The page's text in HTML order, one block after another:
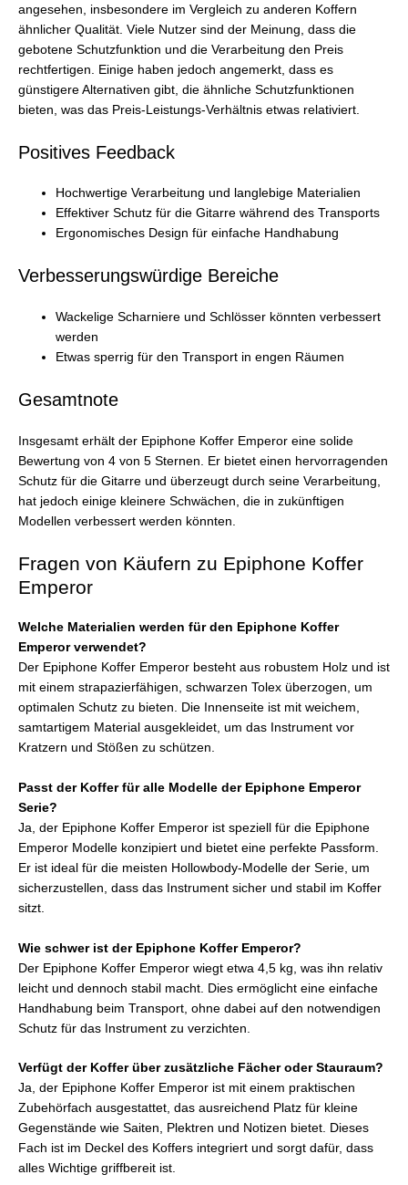
angesehen, insbesondere im Vergleich zu anderen Koffern
ähnlicher Qualität. Viele Nutzer sind der Meinung, dass die
gebotene Schutzfunktion und die Verarbeitung den Preis
rechtfertigen. Einige haben jedoch angemerkt, dass es
günstigere Alternativen gibt, die ähnliche Schutzfunktionen
bieten, was das Preis-Leistungs-Verhältnis etwas relativiert.
Positives Feedback
Hochwertige Verarbeitung und langlebige Materialien
Effektiver Schutz für die Gitarre während des Transports
Ergonomisches Design für einfache Handhabung
Verbesserungswürdige Bereiche
Wackelige Scharniere und Schlösser könnten verbessert
werden
Etwas sperrig für den Transport in engen Räumen
Gesamtnote
Insgesamt erhält der Epiphone Koffer Emperor eine solide
Bewertung von 4 von 5 Sternen. Er bietet einen hervorragenden
Schutz für die Gitarre und überzeugt durch seine Verarbeitung,
hat jedoch einige kleinere Schwächen, die in zukünftigen
Modellen verbessert werden könnten.
Fragen von Käufern zu Epiphone Koffer
Emperor
Welche Materialien werden für den Epiphone Koffer
Emperor verwendet?
Der Epiphone Koffer Emperor besteht aus robustem Holz und ist
mit einem strapazierfähigen, schwarzen Tolex überzogen, um
optimalen Schutz zu bieten. Die Innenseite ist mit weichem,
samtartigem Material ausgekleidet, um das Instrument vor
Kratzern und Stößen zu schützen.
Passt der Koffer für alle Modelle der Epiphone Emperor
Serie?
Ja, der Epiphone Koffer Emperor ist speziell für die Epiphone
Emperor Modelle konzipiert und bietet eine perfekte Passform.
Er ist ideal für die meisten Hollowbody-Modelle der Serie, um
sicherzustellen, dass das Instrument sicher und stabil im Koffer
sitzt.
Wie schwer ist der Epiphone Koffer Emperor?
Der Epiphone Koffer Emperor wiegt etwa 4,5 kg, was ihn relativ
leicht und dennoch stabil macht. Dies ermöglicht eine einfache
Handhabung beim Transport, ohne dabei auf den notwendigen
Schutz für das Instrument zu verzichten.
Verfügt der Koffer über zusätzliche Fächer oder Stauraum?
Ja, der Epiphone Koffer Emperor ist mit einem praktischen
Zubehörfach ausgestattet, das ausreichend Platz für kleine
Gegenstände wie Saiten, Plektren und Notizen bietet. Dieses
Fach ist im Deckel des Koffers integriert und sorgt dafür, dass
alles Wichtige griffbereit ist.